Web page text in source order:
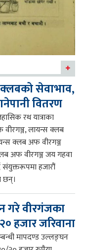
क्लबको सेवाभाव,
वितरण
रथ यात्राका
लायन्स क्लब
क्लब अफ वीरगञ्ज
अफ वीरगञ्ज जय गहवा
संयुक्तरूपमा हजारौं
छन्।
गरे वीरगंजका
हजार जरिवाना
मापदण्ड उल्लङ्घन